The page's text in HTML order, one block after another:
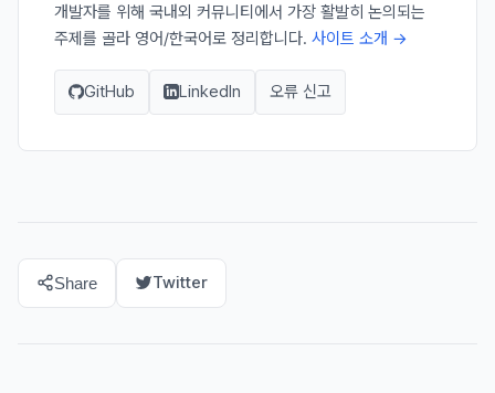
개발자를 위해 국내외 커뮤니티에서 가장 활발히 논의되는
주제를 골라 영어/한국어로 정리합니다. 사이트 소개 →
GitHub LinkedIn 오류 신고
Share Twitter